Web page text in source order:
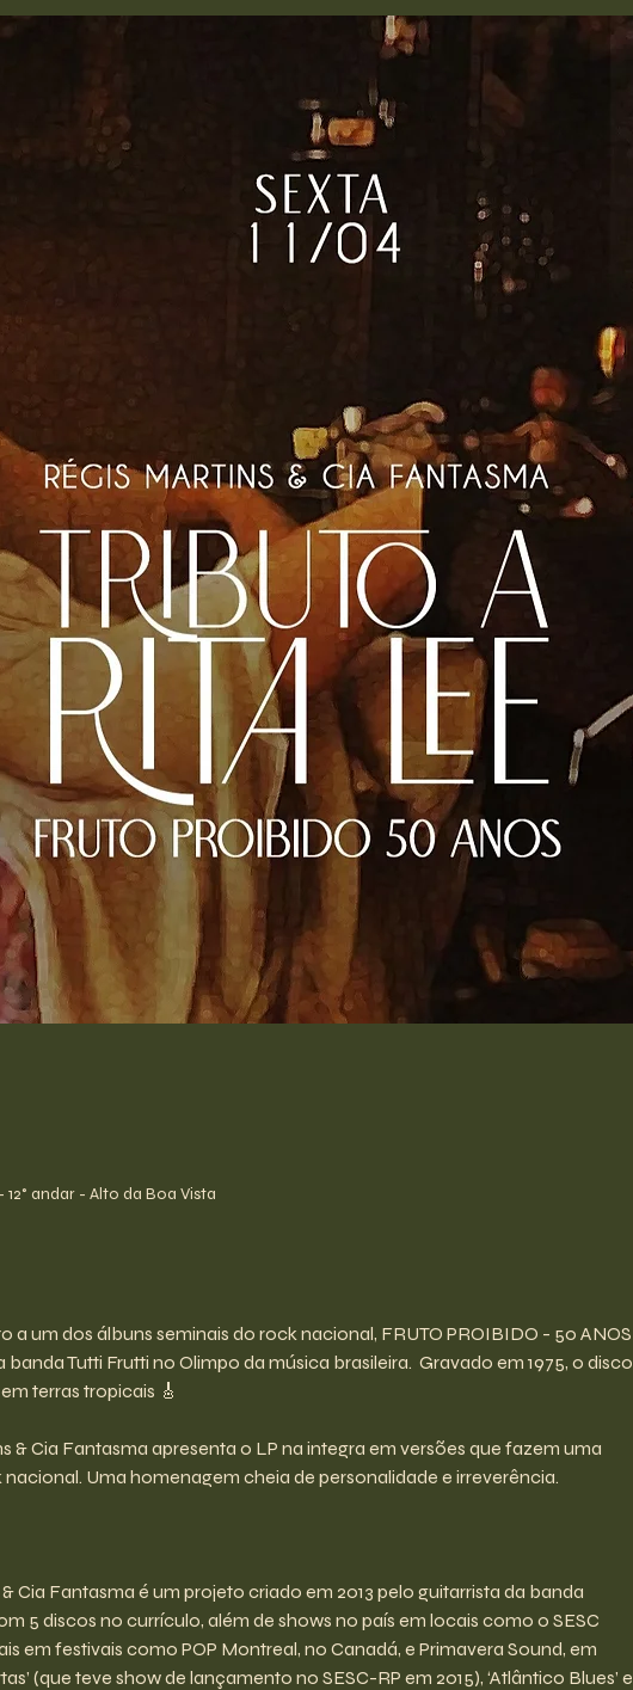
12° andar - Alto da Boa Vista
a um dos álbuns seminais do rock nacional, FRUTO PROIBIDO - 50 ANOS
Tutti Frutti no Olimpo da música brasileira.  Gravado em 1975, o disco
terras tropicais 🎸
& Cia Fantasma apresenta o LP na integra em versões que fazem uma
Uma homenagem cheia de personalidade e irreverência.
Cia Fantasma é um projeto criado em 2013 pelo guitarrista da banda
5 discos no currículo, além de shows no país em locais como o SESC
em festivais como POP Montreal, no Canadá, e Primavera Sound, em
(que teve show de lançamento no SESC-RP em 2015), ‘Atlântico Blues’ e